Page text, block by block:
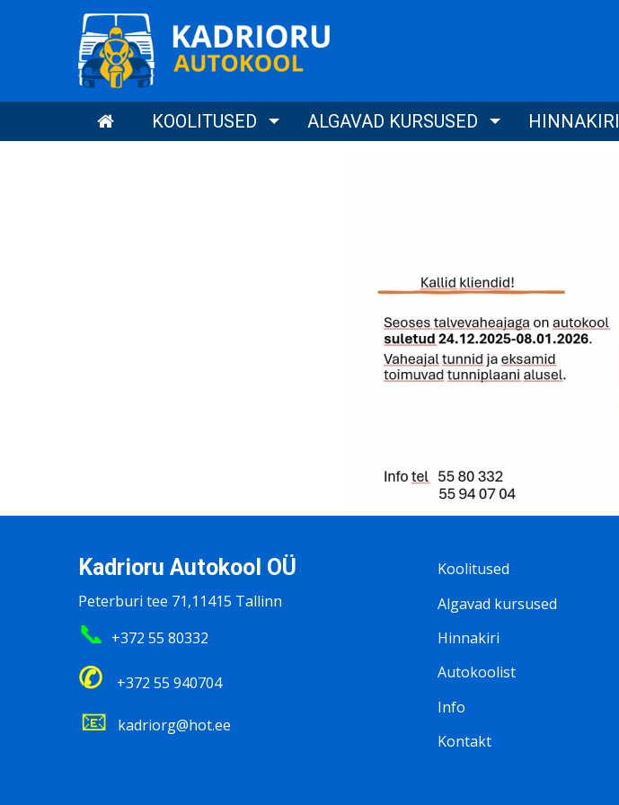
Kadrioru Autokool
Main
AVALEHTKOOLITUSED ALGAVAD KURSUSED HINNAKIRI
Kadrioru Autokool OÜ
Peterburi tee 71,11415 Tallinn
📞 +372 55 80332
✆ +372 55 940704
📧 kadriorg@hot.ee
Footer
menu
ET
Koolitused
Algavad kursused
Hinnakiri
Autokoolist
Info
Kontakt